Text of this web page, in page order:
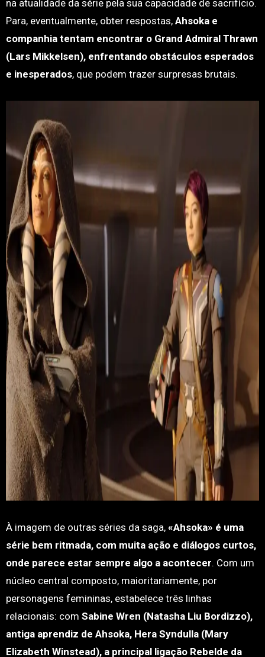
na atualidade da série pela sua capacidade de sacrifício.
Para, eventualmente, obter respostas, Ahsoka e
companhia tentam encontrar o Grand Admiral Thrawn
(Lars Mikkelsen), enfrentando obstáculos esperados
e inesperados, que podem trazer surpresas brutais.
À imagem de outras séries da saga, «Ahsoka» é uma
série bem ritmada, com muita ação e diálogos curtos,
onde parece estar sempre algo a acontecer. Com um
núcleo central composto, maioritariamente, por
personagens femininas, estabelece três linhas
relacionais: com Sabine Wren (Natasha Liu Bordizzo),
antiga aprendiz de Ahsoka, Hera Syndulla (Mary
Elizabeth Winstead), a principal ligação Rebelde da